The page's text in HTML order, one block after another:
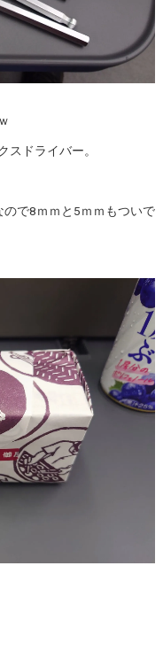
スドライバー。
で8ｍｍと5ｍｍもついで